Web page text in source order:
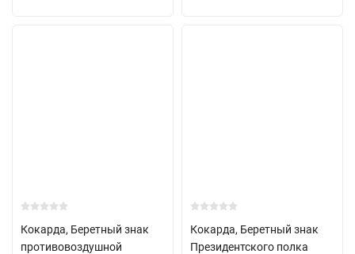
Кокарда, Беретный знак
противовоздушной
Кокарда, Беретный знак
Президентского полка